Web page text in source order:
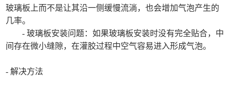
玻璃板上而不是让其沿一侧缓慢流淌，也会增加气泡产生的
几率。
- 玻璃板安装问题：如果玻璃板安装时没有完全贴合，中
间存在微小缝隙，在灌胶过程中空气容易进入形成气泡。
- 解决方法